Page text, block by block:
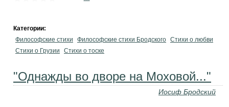
Категории:
Философские стихи
Философские стихи Бродского Стихи о любви
Стихи о Грузии
Стихи о тоске
"Однажды во дворе на Моховой..."
Иосиф Бродский